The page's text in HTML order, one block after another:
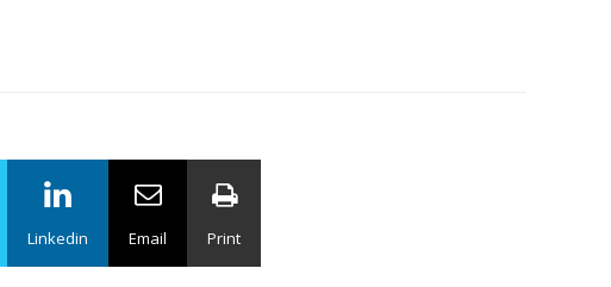
Linkedin Email Print